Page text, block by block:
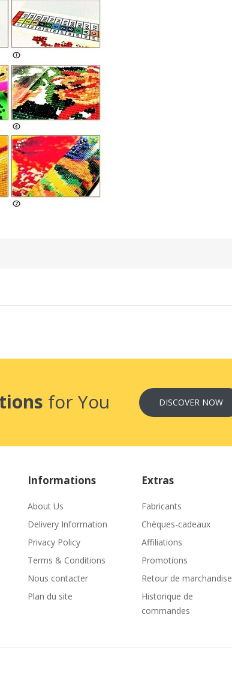
for You DISCOVER NOW
Informations
About Us
Delivery Information
Privacy Policy
Terms & Conditions
Nous contacter
Plan du site
Extras
Fabricants
Chèques-cadeaux
Affiliations
Promotions
Retour de marchandise
Historique de
commandes